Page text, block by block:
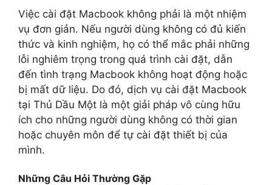
Việc cài đặt Macbook không phải là một nhiệm
vụ đơn giản. Nếu người dùng không có đủ kiến
thức và kinh nghiệm, họ có thể mắc phải những
lỗi nghiêm trọng trong quá trình cài đặt, dẫn
đến tình trạng Macbook không hoạt động hoặc
bị mất dữ liệu. Do đó, dịch vụ cài đặt Macbook
tại Thủ Dầu Một là một giải pháp vô cùng hữu
ích cho những người dùng không có thời gian
hoặc chuyên môn để tự cài đặt thiết bị của
mình.
Những Câu Hỏi Thường Gặp